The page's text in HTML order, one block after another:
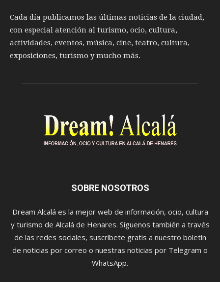
Cada día publicamos las últimas noticias de la ciudad,
con especial atención al turismo, ocio, cultura,
actividades, eventos, música, cine, teatro, cultura,
exposiciones, turismo y mucho más.
SOBRE NOSOTROS
Dream Alcalá es la mejor web de información, ocio, cultura
y turismo de Alcalá de Henares. Síguenos también a través
de las redes sociales, suscríbete gratis a nuestro boletín
de noticias por correo o nuestras noticias por Telegram o
WhatsApp.